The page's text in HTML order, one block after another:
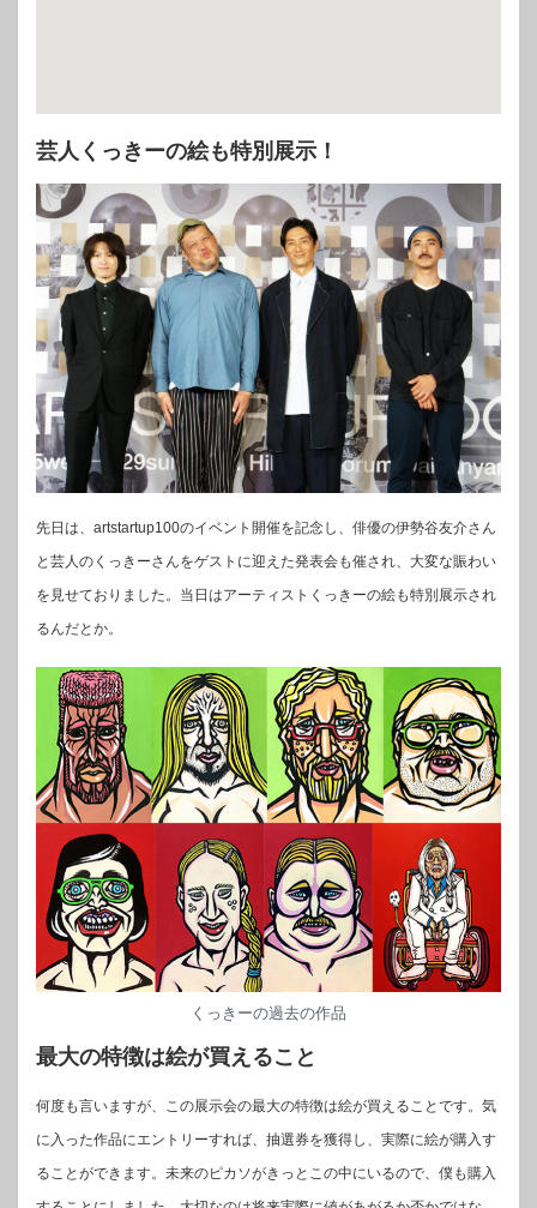
芸人くっきーの絵も特別展示！
先日は、artstartup100のイベント開催を記念し、俳優の伊勢谷友介さん
と芸人のくっきーさんをゲストに迎えた発表会も催され、大変な賑わい
を見せておりました。当日はアーティストくっきーの絵も特別展示され
るんだとか。
くっきーの過去の作品
最大の特徴は絵が買えること
何度も言いますが、この展示会の最大の特徴は絵が買えることです。気
に入った作品にエントリーすれば、抽選券を獲得し、実際に絵が購入す
ることができます。未来のピカソがきっとこの中にいるので、僕も購入